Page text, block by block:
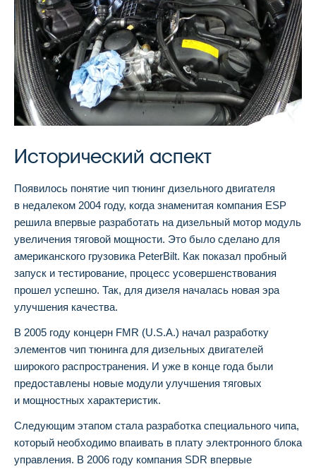
Исторический аспект
Появилось понятие чип тюнинг дизельного двигателя
в недалеком 2004 году, когда знаменитая компания ESP
решила впервые разработать на дизельный мотор модуль
увеличения тяговой мощности. Это было сделано для
американского грузовика PeterBilt. Как показал пробный
запуск и тестирование, процесс усовершенствования
прошел успешно. Так, для дизеля началась новая эра
улучшения качества.
В 2005 году концерн FMR (U.S.A.) начал разработку
элементов чип тюнинга для дизельных двигателей
широкого распространения. И уже в конце года были
предоставлены новые модули улучшения тяговых
и мощностных характеристик.
Следующим этапом стала разработка специального чипа,
который необходимо впаивать в плату электронного блока
управления. В 2006 году компания SDR впервые